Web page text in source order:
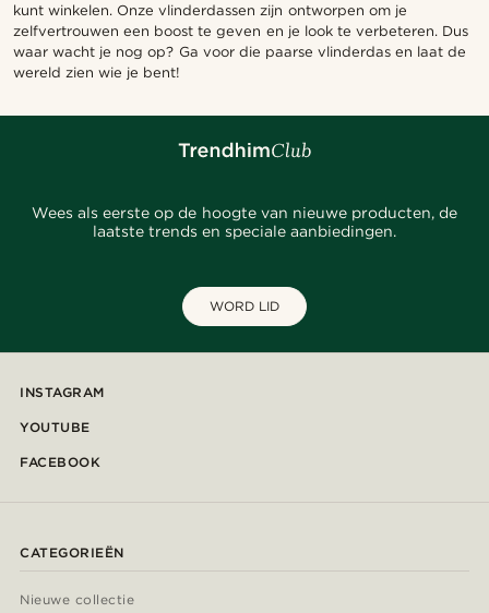
kunt winkelen. Onze vlinderdassen zijn ontworpen om je
zelfvertrouwen een boost te geven en je look te verbeteren. Dus
waar wacht je nog op? Ga voor die paarse vlinderdas en laat de
wereld zien wie je bent!
Wees als eerste op de hoogte van nieuwe producten, de
laatste trends en speciale aanbiedingen.
WORD LID
INSTAGRAM
YOUTUBE
FACEBOOK
CATEGORIEËN
Nieuwe collectie